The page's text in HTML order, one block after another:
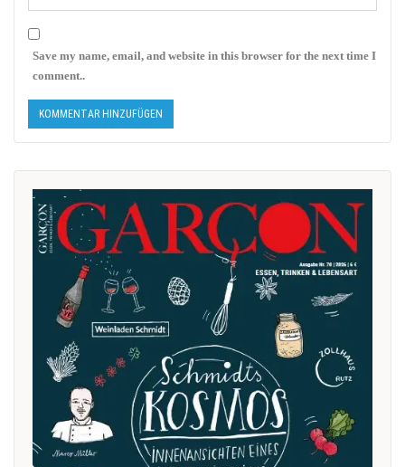
Save my name, email, and website in this browser for the next time I
comment..